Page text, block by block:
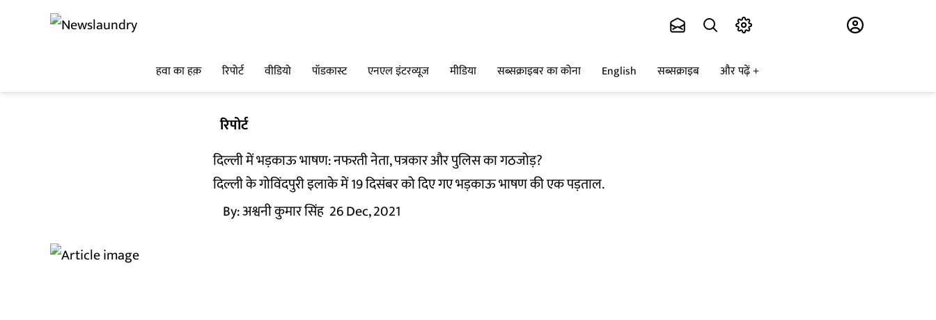
हवा का हक़ रिपोर्ट वीडियो पॉडकास्ट एनएल इंटरव्यूज मीडिया सब्सक्राइबर का कोना English सब्सक्राइब और पढ़ें
रिपोर्ट
दिल्ली में भड़काऊ भाषण: नफरती नेता, पत्रकार और पुलिस का गठजोड़?
दिल्ली के गोविंदपुरी इलाके में 19 दिसंबर को दिए गए भड़काऊ भाषण की एक पड़ताल.
By:अश्वनी कुमार सिंह 26 Dec, 2021